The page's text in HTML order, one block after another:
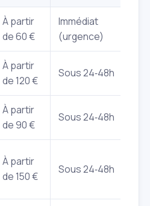
À partir
de 60 €
Immédiat
(urgence)
À partir
de 120 €
Sous 24‑48h
À partir
de 90 €
Sous 24‑48h
À partir
de 150 €
Sous 24‑48h